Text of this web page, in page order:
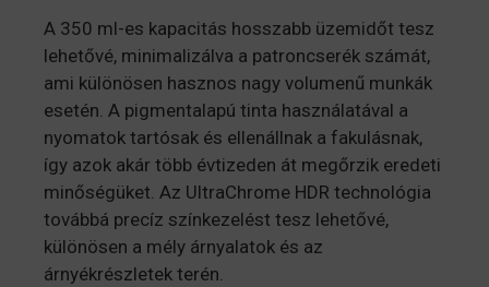
A 350 ml-es kapacitás hosszabb üzemidőt tesz
lehetővé, minimalizálva a patroncserék számát,
ami különösen hasznos nagy volumenű munkák
esetén. A pigmentalapú tinta használatával a
nyomatok tartósak és ellenállnak a fakulásnak,
így azok akár több évtizeden át megőrzik eredeti
minőségüket. Az UltraChrome HDR technológia
továbbá precíz színkezelést tesz lehetővé,
különösen a mély árnyalatok és az
árnyékrészletek terén.